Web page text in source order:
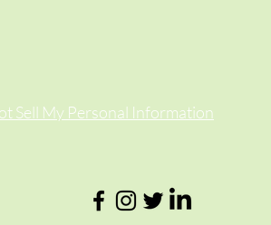
Sell My Personal Information